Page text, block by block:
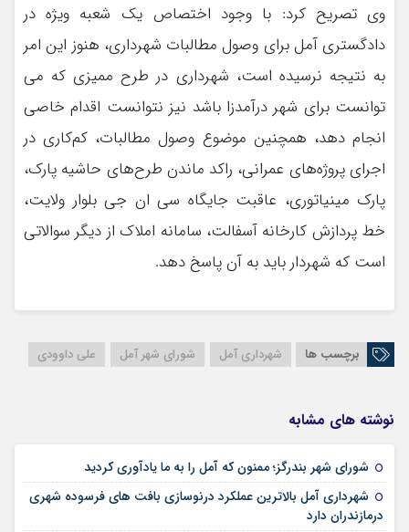
وی تصریح کرد: با وجود اختصاص یک شعبه ویژه در
دادگستری آمل برای وصول مطالبات شهرداری، هنوز این امر
به نتیجه نرسیده است، شهرداری در طرح ممیزی که می
توانست برای شهر درآمدزا باشد نیز نتوانست اقدام خاصی
انجام دهد، همچنین موضوع وصول مطالبات، کم‌کاری در
اجرای پروژه‌های عمرانی، راکد ماندن طرح‌های حاشیه پارک،
پارک مینیاتوری، عاقبت جایگاه سی ان جی بلوار ولایت،
خط پردازش کارخانه آسفالت، سامانه املاک از دیگر سوالاتی
است که شهردار باید به آن پاسخ دهد.
برچسب ها شهرداری آمل شورای شهر آمل علی داوودی
نوشته های مشابه
شورای شهر بندرگز؛ ممنون که آمل را به ما یادآوری کردید
شهرداری آمل بالاترین عملکرد درنوسازی بافت های فرسوده شهری
درمازندران دارد